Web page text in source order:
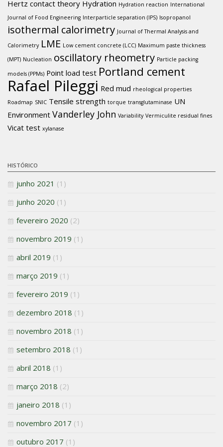
Hertz contact theory Hydration Hydration reaction International
Journal of Food Engineering Interparticle separation (IPS) Isopropanol
isothermal calorimetry Journal of Thermal Analysis and
Calorimetry LME Low cement concrete (LCC) Maximum paste thickness
(MPT) Nucleation oscillatory rheometry Particle packing
models (PPMs) Point load test Portland cement
Rafael Pileggi Red mud rheological properties
Roadmap SNIC Tensile strength torque transglutaminase UN
Environment Vanderley John Variability Vermiculite residual fines
Vicat test xylanase
HISTÓRICO
junho 2021 (1)
junho 2020 (1)
fevereiro 2020 (2)
novembro 2019 (1)
abril 2019 (1)
março 2019 (1)
fevereiro 2019 (1)
dezembro 2018 (1)
novembro 2018 (1)
setembro 2018 (1)
abril 2018 (1)
março 2018 (2)
janeiro 2018 (1)
novembro 2017 (1)
outubro 2017 (1)